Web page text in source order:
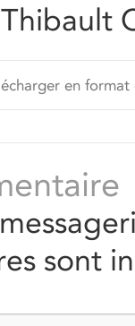
en
sont